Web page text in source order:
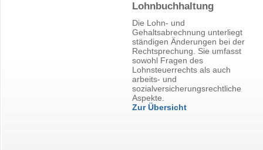
Lohnbuchhaltung
Die Lohn- und
Gehaltsabrechnung unterliegt
ständigen Änderungen bei der
Rechtsprechung. Sie umfasst
sowohl Fragen des
Lohnsteuerrechts als auch
arbeits- und
sozialversicherungsrechtliche
Aspekte.
Zur Übersicht